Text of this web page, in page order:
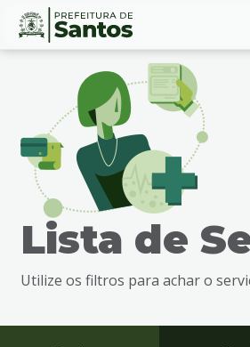
Ir
busca
Ir
Conteúdo
Lista de
Utilize os filtros para achar o